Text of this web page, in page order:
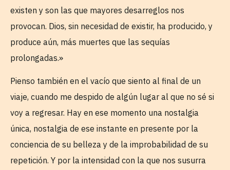
existen y son las que mayores desarreglos nos
provocan. Dios, sin necesidad de existir, ha producido, y
produce aún, más muertes que las sequías
prolongadas.»
Pienso también en el vacío que siento al final de un
viaje, cuando me despido de algún lugar al que no sé si
voy a regresar. Hay en ese momento una nostalgia
única, nostalgia de ese instante en presente por la
conciencia de su belleza y de la improbabilidad de su
repetición. Y por la intensidad con la que nos susurra